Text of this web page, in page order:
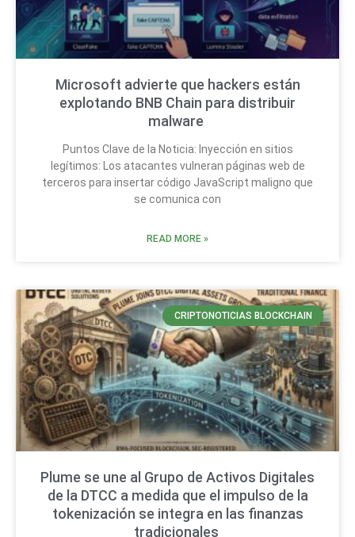
Microsoft advierte que hackers están
explotando BNB Chain para distribuir
malware
Puntos Clave de la Noticia: Inyección en sitios
legítimos: Los atacantes vulneran páginas web de
terceros para insertar código JavaScript maligno que
se comunica con
READ MORE »
CRIPTONOTICIAS BLOCKCHAIN
Plume se une al Grupo de Activos Digitales
de la DTCC a medida que el impulso de la
tokenización se integra en las finanzas
tradicionales